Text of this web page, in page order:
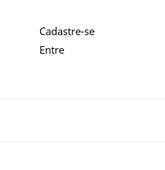
Cadastre-se
Entre